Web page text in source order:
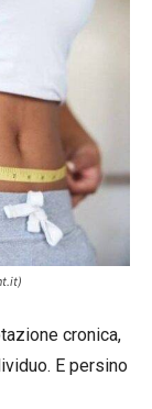
cronica,
E persino